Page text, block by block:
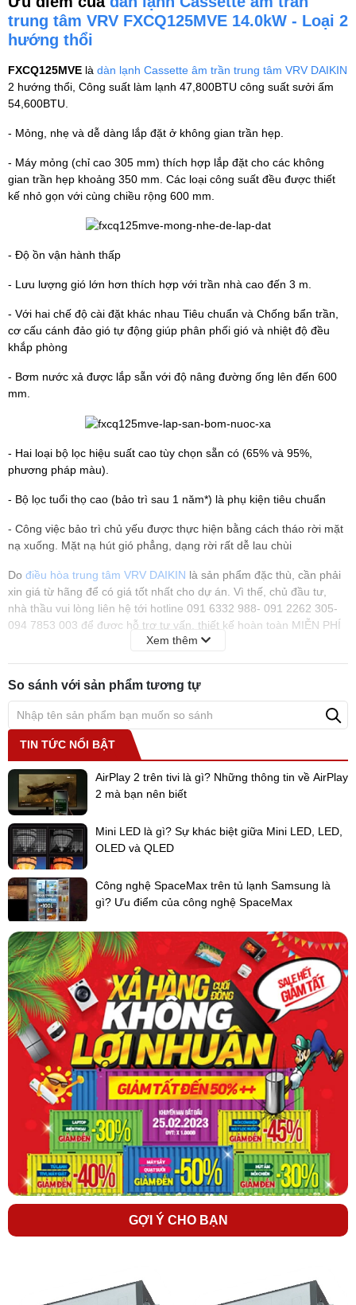
trung tâm VRV FXCQ125MVE 14.0kW - Loại 2
hướng thổi
FXCQ125MVE là dàn lạnh Cassette âm trần trung tâm VRV DAIKIN
2 hướng thổi, Công suất làm lạnh 47,800BTU công suất sưởi ấm
54,600BTU.
- Mỏng, nhẹ và dễ dàng lắp đặt ở không gian trần hẹp.
- Máy mỏng (chỉ cao 305 mm) thích hợp lắp đặt cho các không
gian trần hẹp khoảng 350 mm. Các loại công suất đều được thiết
kế nhỏ gọn với cùng chiều rộng 600 mm.
- Độ ồn vận hành thấp
- Lưu lượng gió lớn hơn thích hợp với trần nhà cao đến 3 m.
- Với hai chế độ cài đặt khác nhau Tiêu chuẩn và Chống bẩn trần,
cơ cấu cánh đảo gió tự động giúp phân phối gió và nhiệt độ đều
khắp phòng
- Bơm nước xả được lắp sẵn với độ nâng đường ống lên đến 600
mm.
- Hai loại bộ lọc hiệu suất cao tùy chọn sẵn có (65% và 95%,
phương pháp màu).
- Bộ lọc tuổi thọ cao (bảo trì sau 1 năm*) là phụ kiện tiêu chuẩn
- Công việc bảo trì chủ yếu được thực hiện bằng cách tháo rời mặt
nạ xuống. Mặt nạ hút gió phẳng, dạng rời rất dễ lau chùi
Do điều hòa trung tâm VRV DAIKIN là sản phẩm đặc thù, cần phải
xin giá từ hãng để có giá tốt nhất cho dự án. Vì thế, chủ đầu tư,
nhà thầu vui lòng liên hệ tới hotline 091 6332 988- 091 2262 305-
094 7853 003 để được hỗ trợ tư vấn, thiết kế hoàn toàn MIỄN PHÍ
được phân phối bởi Điện máy 247 trực tiếp trên
website:dienmayonline247.com-lapdieuhoa.vn
Xem thêm
So sánh với sản phẩm tương tự
TIN TỨC NỔI BẬT
AirPlay 2 trên tivi là gì? Những thông tin về AirPlay
2 mà bạn nên biết
Mini LED là gì? Sự khác biệt giữa Mini LED, LED,
OLED và QLED
Công nghệ SpaceMax trên tủ lạnh Samsung là
gì? Ưu điểm của công nghệ SpaceMax
GỢI Ý CHO BẠN